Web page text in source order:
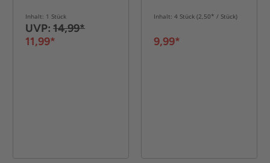
Inhalt: 1 Stück
UVP: 14,99*
11,99*
Inhalt: 4 Stück (2,50* / Stück)
9,99*